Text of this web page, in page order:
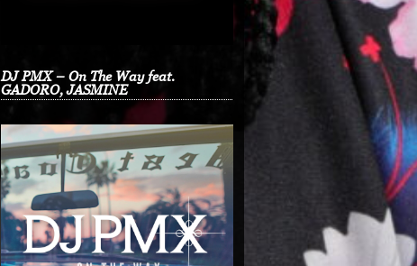
DJ PMX – On The Way feat.
GADORO, JASMINE